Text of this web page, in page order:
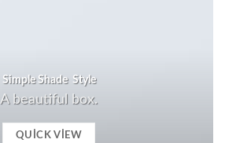
Simple Shade Style
A beautiful box.
QUICK VIEW